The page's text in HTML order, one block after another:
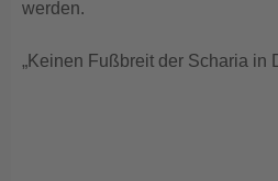
werden.
„Keinen Fußbreit der Scharia in